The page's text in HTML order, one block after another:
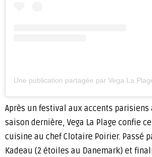
Une publication partagée par Vega La
Après un festival aux accents parisiens
saison dernière, Vega La Plage confie
cuisine au chef Clotaire Poirier. Passé
Kadeau (2 étoiles au Danemark) et